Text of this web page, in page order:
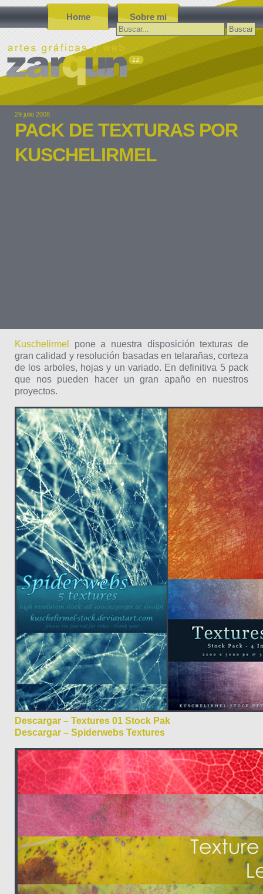
Home Sobre mi
Buscar:
29 julio 2008
PACK DE TEXTURAS POR
KUSCHELIRMEL
Kuschelirmel
pone a nuestra disposición texturas de
gran calidad y resolución basadas en telarañas, corteza
de los arboles, hojas y un variado. En definitiva 5 pack
que nos pueden hacer un gran apaño en nuestros
proyectos.
Descargar – Textures 01 Stock Pak
Descargar – Spiderwebs Textures